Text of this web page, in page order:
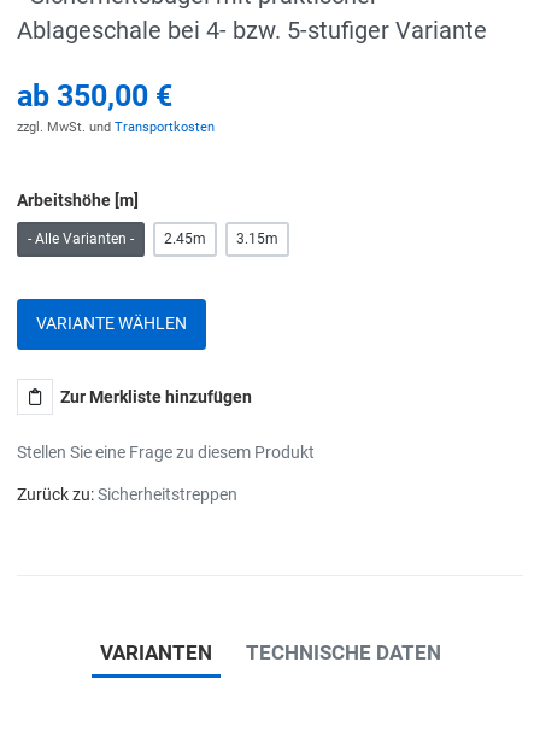
Ablageschale bei 4- bzw. 5-stufiger Variante
ab 350,00 €
zzgl. MwSt. und Transportkosten
Arbeitshöhe [m]
- Alle Varianten - 2.45m 3.15m
VARIANTE WÄHLEN
Zur Merkliste hinzufügen
Stellen Sie eine Frage zu diesem Produkt
Zurück zu:Sicherheitstreppen
VARIANTEN TECHNISCHE DATEN